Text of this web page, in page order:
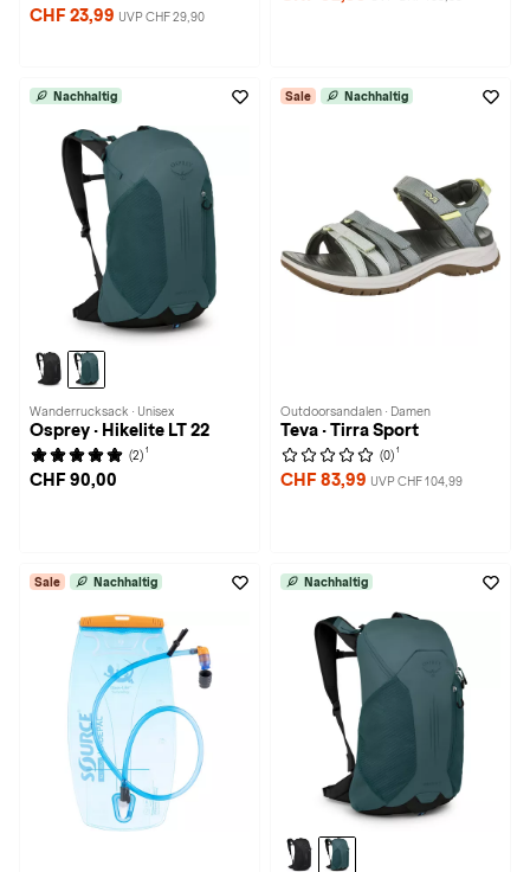
CHF 23,99 UVP CHF 29,90
Nachhaltig
Wanderrucksack · Unisex
Osprey · Hikelite LT 22
(2) 1
CHF 90,00
Sale Nachhaltig
Outdoorsandalen · Damen
Teva · Tirra Sport
(0) 1
CHF 83,99 UVP CHF 104,99
Sale Nachhaltig Nachhaltig